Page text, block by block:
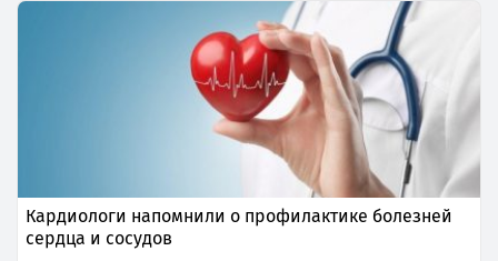
Кардиологи напомнили о профилактике болезней
сердца и сосудов